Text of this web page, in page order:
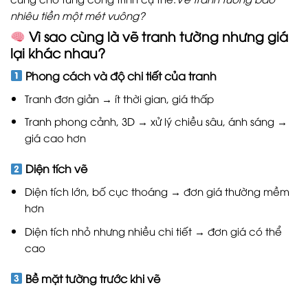
nhiêu tiền một mét vuông?
Vì sao cùng là vẽ tranh tường nhưng giá
lại khác nhau?
Phong cách và độ chi tiết của tranh
Tranh đơn giản → ít thời gian, giá thấp
Tranh phong cảnh, 3D → xử lý chiều sâu, ánh sáng →
giá cao hơn
Diện tích vẽ
Diện tích lớn, bố cục thoáng → đơn giá thường mềm
hơn
Diện tích nhỏ nhưng nhiều chi tiết → đơn giá có thể
cao
Bề mặt tường trước khi vẽ